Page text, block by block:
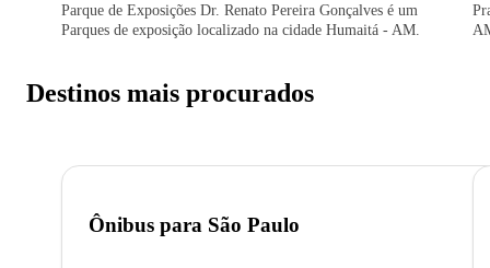
Parque de Exposições Dr. Renato Pereira Gonçalves é um
Parques de exposição localizado na cidade Humaitá - AM.
Destinos mais procurados
Ônibus para São Paulo